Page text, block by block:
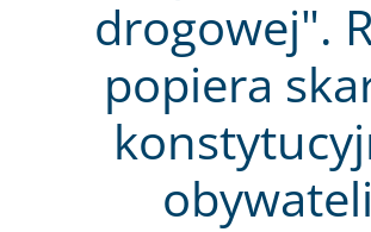
drogowej".
popiera
obywateli